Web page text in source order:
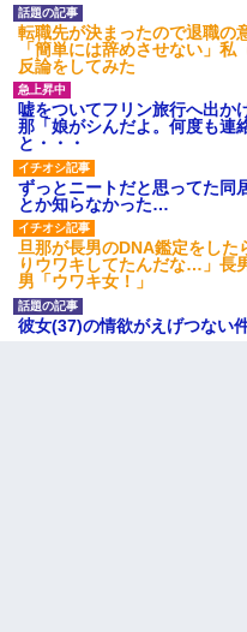
転職先が決まったので退職の
「簡単には辞めさせない」
反論をしてみた
嘘をついてフリン旅行へ出
那「娘がシんだよ。何度も
と・・・
ずっとニートだと思ってた同
とか知らなかった…
旦那が長男のDNA鑑定をした
りウワキしてたんだな…」長
男「ウワキ女！」
彼女(37)の情欲がえげつない